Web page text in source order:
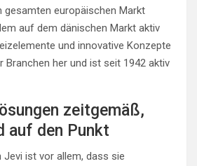
gesamten europäischen Markt
auf dem dänischen Markt aktiv
und innovative Konzepte
Branchen her und ist seit 1942 aktiv
zeitgemäß,
auf den Punkt
Jevi ist vor allem, dass sie